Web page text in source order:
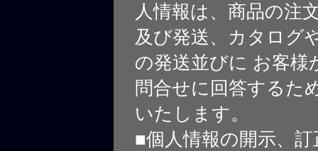
人情報は、商品の注
及び発送、カタログ
の発送並びに お客様
問合せに回答するた
いたします。
■個人情報の開示、